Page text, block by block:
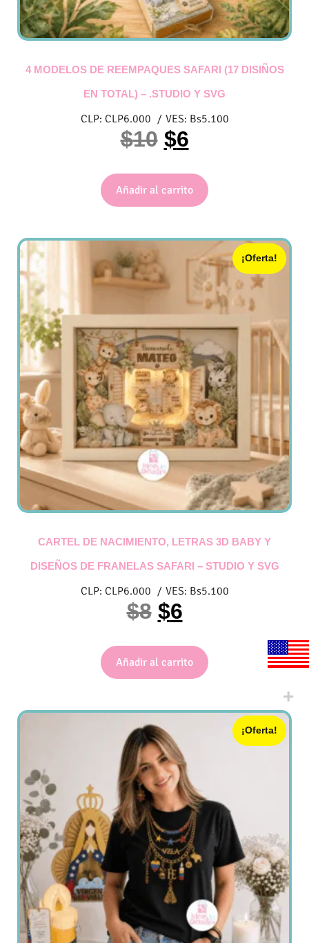
4 MODELOS DE REEMPAQUES SAFARI (17 DISIÑOS
EN TOTAL) – .STUDIO Y SVG
CLP: CLP6.000 / VES: Bs5.100
$10 $6
Añadir al carrito
¡Oferta!
CARTEL DE NACIMIENTO, LETRAS 3D BABY Y
DISEÑOS DE FRANELAS SAFARI – STUDIO Y SVG
CLP: CLP6.000 / VES: Bs5.100
$8 $6
Añadir al carrito
¡Oferta!